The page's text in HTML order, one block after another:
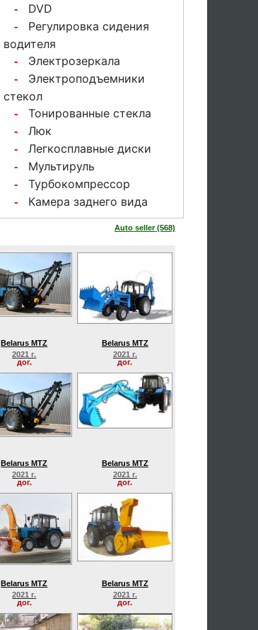
- DVD
-
Регулировка сидения
водителя
- Электрозеркала
-
Электроподъемники
стекол
- Тонированные стекла
- Люк
- Легкосплавные диски
- Мультируль
- Турбокомпрессор
- Камера заднего вида
Auto seller (568)
Belarus MTZ
2021 г.
дог.
Belarus MTZ
2021 г.
дог.
Belarus MTZ
2021 г.
дог.
Belarus MTZ
2021 г.
дог.
Belarus MTZ
2021 г.
дог.
Belarus MTZ
2021 г.
дог.